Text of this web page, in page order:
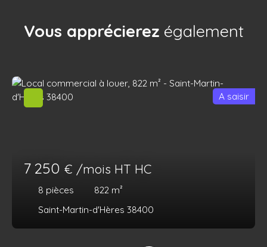
Vous apprécierez également
7 250 € /mois HT HC
8 pièces 822 m²
Saint-Martin-d'Hères 38400
A saisir